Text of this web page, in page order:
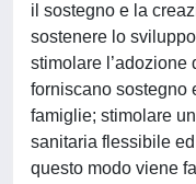
il sostegno e la
sostenere lo
stimolare
forniscano sostegno
famiglie; stimolare
sanitaria flessibile
questo modo viene